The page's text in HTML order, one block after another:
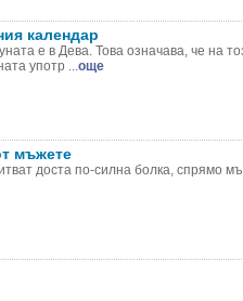
календар
е в Дева. Това означава, че на
употр ...още
мъжете
доста по-силна болка, спрямо